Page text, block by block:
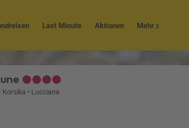
Last Minute Aktionen Mehr
Korsika • Lucciana